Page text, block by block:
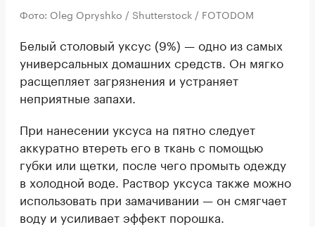
Фото: Oleg Opryshko / Shutterstock / FOTODOM
Белый столовый уксус (9%) — одно из самых
универсальных домашних средств. Он мягко
расщепляет загрязнения и устраняет
неприятные запахи.
При нанесении уксуса на пятно следует
аккуратно втереть его в ткань с помощью
губки или щетки, после чего промыть одежду
в холодной воде. Раствор уксуса также можно
использовать при замачивании — он смягчает
воду и усиливает эффект порошка.